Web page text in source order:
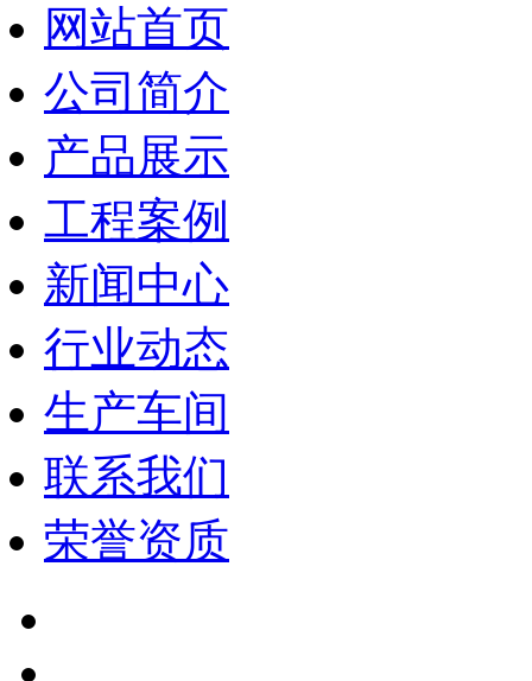
网站首页
公司简介
产品展示
工程案例
新闻中心
行业动态
生产车间
联系我们
荣誉资质